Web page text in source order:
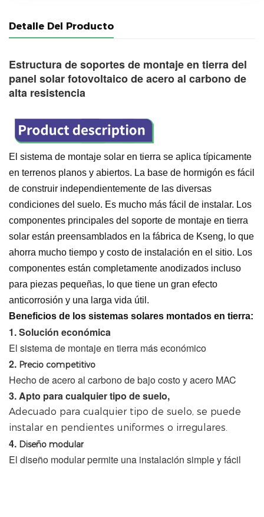
Detalle Del Producto
Estructura de soportes de montaje en tierra del
panel solar fotovoltaico de acero al carbono de
alta resistencia
El sistema de montaje solar en tierra se aplica típicamente
en terrenos planos y abiertos. La base de hormigón es fácil
de construir independientemente de las diversas
condiciones del suelo. Es mucho más fácil de instalar. Los
componentes principales del soporte de montaje en tierra
solar están preensamblados en la fábrica de Kseng, lo que
ahorra mucho tiempo y costo de instalación en el sitio. Los
componentes están completamente anodizados incluso
para piezas pequeñas, lo que tiene un gran efecto
anticorrosión y una larga vida útil.
Beneficios de los sistemas solares montados en tierra:
1. Solución económica
El sistema de montaje en tierra más económico
2. Precio competitivo
Hecho de acero al carbono de bajo costo y acero MAC
3. Apto para cualquier tipo de suelo,
Adecuado para cualquier tipo de suelo, se puede
instalar en pendientes uniformes o irregulares.
4. Diseño modular
El diseño modular permite una instalación simple y fácil